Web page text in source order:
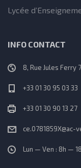
i
g
a
t
i
o
n
Lycée
INFO CONTACT
8, Rue Jules Ferry
+33 01 30 95 03 33
+33 01 30 90 13 27
Lun — Ven : 8h —